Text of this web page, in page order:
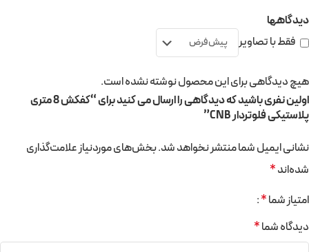
دیدگاهها
فقط با تصاویر
هیچ دیدگاهی برای این محصول نوشته نشده است.
اولین نفری باشید که دیدگاهی را ارسال می کنید برای “کفکش 8 متری
پلاستیکی فلوتردار CNB”
نشانی ایمیل شما منتشر نخواهد شد.بخش‌های موردنیاز علامت‌گذاری
شده‌اند*
امتیاز شما*
دیدگاه شما*